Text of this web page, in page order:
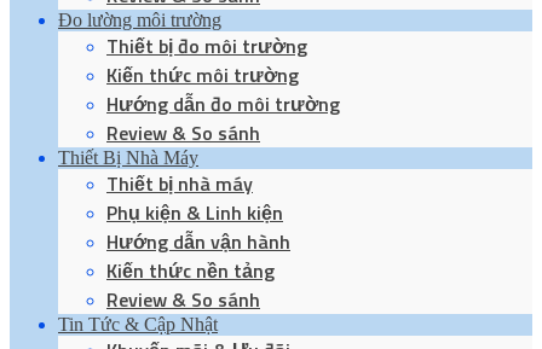
Đo lường môi trường
Thiết bị đo môi trường
Kiến thức môi trường
Hướng dẫn đo môi trường
Review & So sánh
Thiết Bị Nhà Máy
Thiết bị nhà máy
Phụ kiện & Linh kiện
Hướng dẫn vận hành
Kiến thức nền tảng
Review & So sánh
Tin Tức & Cập Nhật